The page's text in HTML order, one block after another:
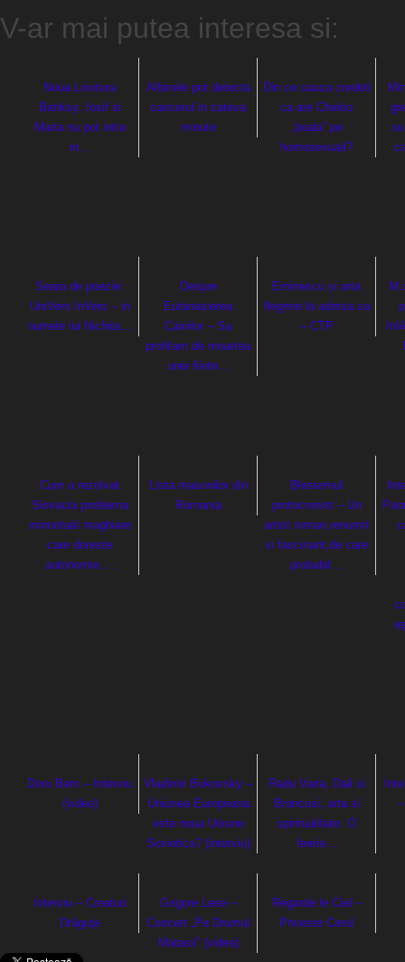
V-ar mai putea interesa si:
Noua Lovitura
Banksy: Iosif si
Maria nu pot intra
in…
Albinele pot detecta
cancerul in cateva
minute
Din ce cauza credeti
ca are Cheloo
„boala” pe
homosexuali?
Seara de poezie:
UniVers InVers – in
numele lui Nichita…
Despre
Eutanasierea
Cainilor – Sa
profitam de moartea
unei fiinte…
Eminescu și arta
flegmei la adresa sa
– CTP
Cum a rezolvat
Slovacia problema
minoritatii maghiare
care doreste
autonomie.…
Lista masonilor din
Romania
Blestemul
protocronist – Un
artist roman,renumit
si fascinant,de care
probabil…
Doru Bem – Interviu
(video)
Vladimir Bukovsky –
Uniunea Europeana
este noua Uniune
Sovietica? (interviu)
Radu Varia, Dali si
Brancusi, arta si
spiritualitate. O
feerie…
Interviu – Creaturi
Drăguţe
Grigore Lese –
Concert „Pe Drumul
Matasii” (video)
Regarde le Ciel –
Priveste Cerul